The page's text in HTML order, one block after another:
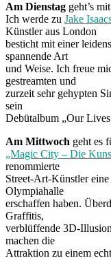
Am Dienstag geht’s
Ich werde zu Jake
Künstler aus London
besticht mit einer
spannende Art
und Weise. Ich freue
gestreamten und
zurzeit sehr gehypten
sein
Debütalbum „Our
Am Mittwoch geht es
„Magic City – Die
renommierte
Street-Art-Künstler
Olympiahalle
erschaffen haben.
Graffitis,
verblüffende 3D-
machen die
Attraktion zu einem